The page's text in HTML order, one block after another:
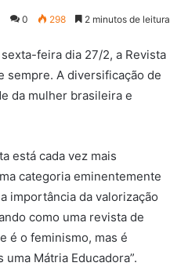
0 298 2 minutos de leitura
feira dia 27/2, a Revista
sempre. A diversificação de
da mulher brasileira e
está cada vez mais
categoria eminentemente
importância da valorização
como uma revista de
é o feminismo, mas é
Mátria Educadora”.